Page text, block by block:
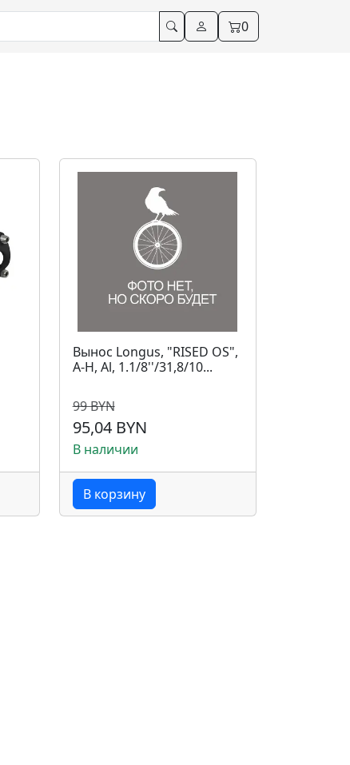
0
Вынос Longus, "RISED OS",
A-H, Al, 1.1/8''/31,8/10...
99 BYN
95,04 BYN
В наличии
В корзину